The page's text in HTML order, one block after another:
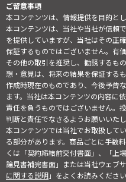
ご留意事項
本コンテンツは、情報提供を目的とし
本コンテンツは、当社や当社が信頼
を提供していますが、当社はその正
保証するものではございません。有
その他の取引を推奨し、勧誘するも
想・意見は、将来の結果を保証する
作成時現在のものであり、今後予告
ます。当社は本コンテンツの内容に
責任を負うものではございません。
判断と責任でなさるようお願いいたし
本コンテンツでは当社でお取扱して
る部分があります。商品ごとに手数
くは「契約締結前交付書面」、「上
論見書補完書面」または当社ウェブ
に関する説明」をよくお読みください